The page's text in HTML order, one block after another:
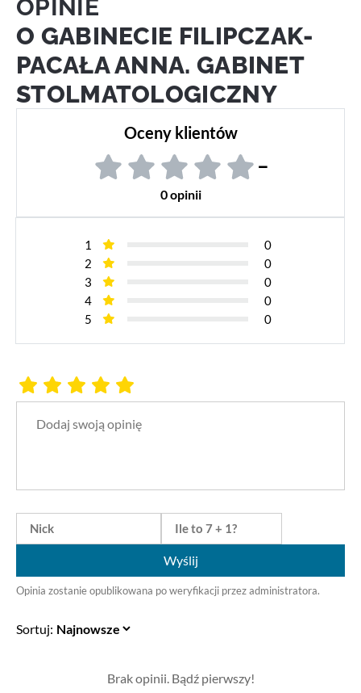
OPINIE
O GABINECIE FILIPCZAK-
PACAŁA ANNA. GABINET
STOLMATOLOGICZNY
Oceny klientów
–
0 opinii
1
0
2
0
3
0
4
0
5
0
Wyślij
Opinia zostanie opublikowana po weryfikacji przez administratora.
Sortuj:
Brak opinii. Bądź pierwszy!